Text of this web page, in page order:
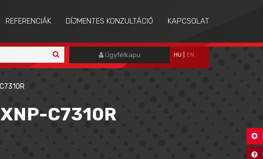
REFERENCIÁK DÍJMENTES KONZULTÁCIÓ KAPCSOLAT
Ügyfélkapu HU EN
C7310R